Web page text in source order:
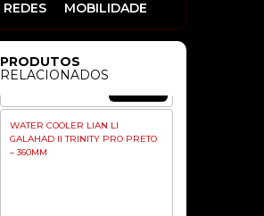
REDES MOBILIDADE
PRODUTOS
RELACIONADOS
WATER COOLER LIAN LI
GALAHAD II TRINITY PRO PRETO
– 360MM